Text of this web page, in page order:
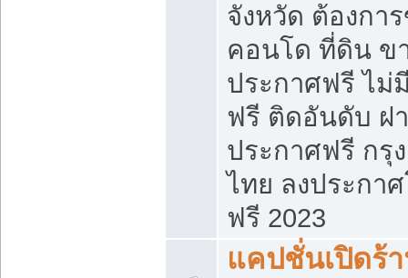
จังหวัด ต้องกา
คอนโด ที่ดิน ข
ประกาศฟรี ไม่
ฟรี ติดอันดับ ฝ
ประกาศฟรี กรุ
ไทย ลงประกา
ฟรี 2023
แคปชั่นเปิดร้